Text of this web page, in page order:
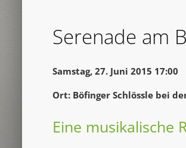
Serenade am
Samstag, 27. Juni 2015 17:00
Ort: Böfinger Schlössle bei
Eine musikalische